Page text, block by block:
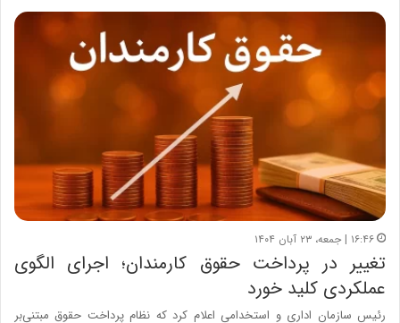
۱۶:۴۶ | جمعه، ۲۳ آبان ۱۴۰۴
تغییر در پرداخت حقوق کارمندان؛ اجرای الگوی
عملکردی کلید خورد
رئیس سازمان اداری و استخدامی اعلام کرد که نظام پرداخت حقوق مبتنی‌بر